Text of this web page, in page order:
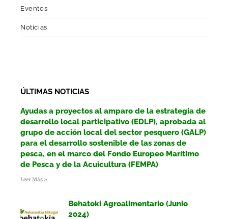
Eventos
Noticias
ÚLTIMAS NOTICIAS
Ayudas a proyectos al amparo de la estrategia de
desarrollo local participativo (EDLP), aprobada al
grupo de acción local del sector pesquero (GALP)
para el desarrollo sostenible de las zonas de
pesca, en el marco del Fondo Europeo Marítimo
de Pesca y de la Acuicultura (FEMPA)
Leer Más »
Behatoki Agroalimentario (Junio
2024)